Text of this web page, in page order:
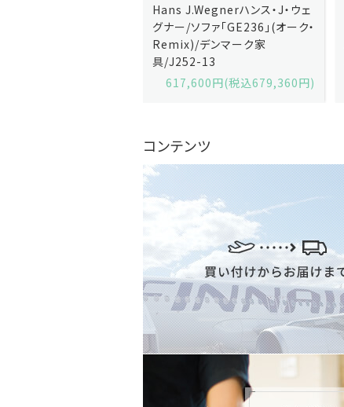
Hans J.Wegnerハンス・J・ウェ
グナー/ソファ「GE235」(オーク/
ハリンダル・RE)/デンマーク家
具/J258-2
629,200円(税込692,120円)
コンテンツ